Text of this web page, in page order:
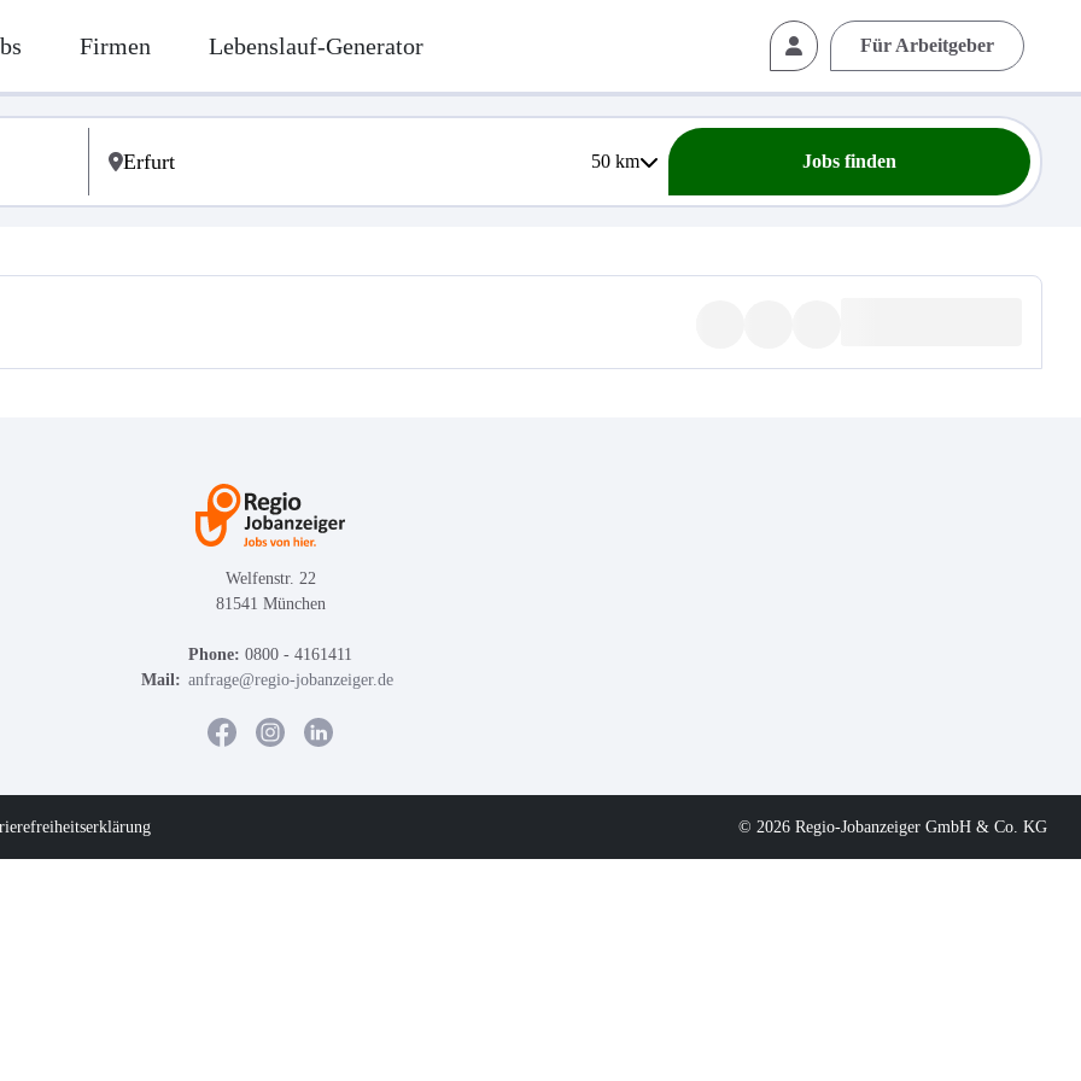
Firmen Lebenslauf-Generator Für Arbeitgeber
50km Jobs finden
Welfenstr. 22
81541 München
Phone: 0800 - 4161411
Mail: anfrage@regio-jobanzeiger.de
© 2026 Regio-Jobanzeiger GmbH & Co. KG